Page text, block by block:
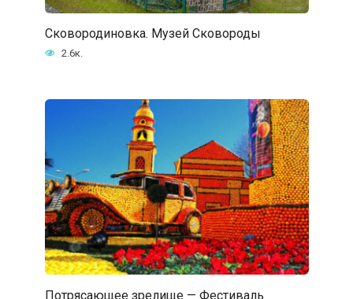
Сковородиновка. Музей Сковороды
2.6к.
Потрясающее зрелище — Фестиваль